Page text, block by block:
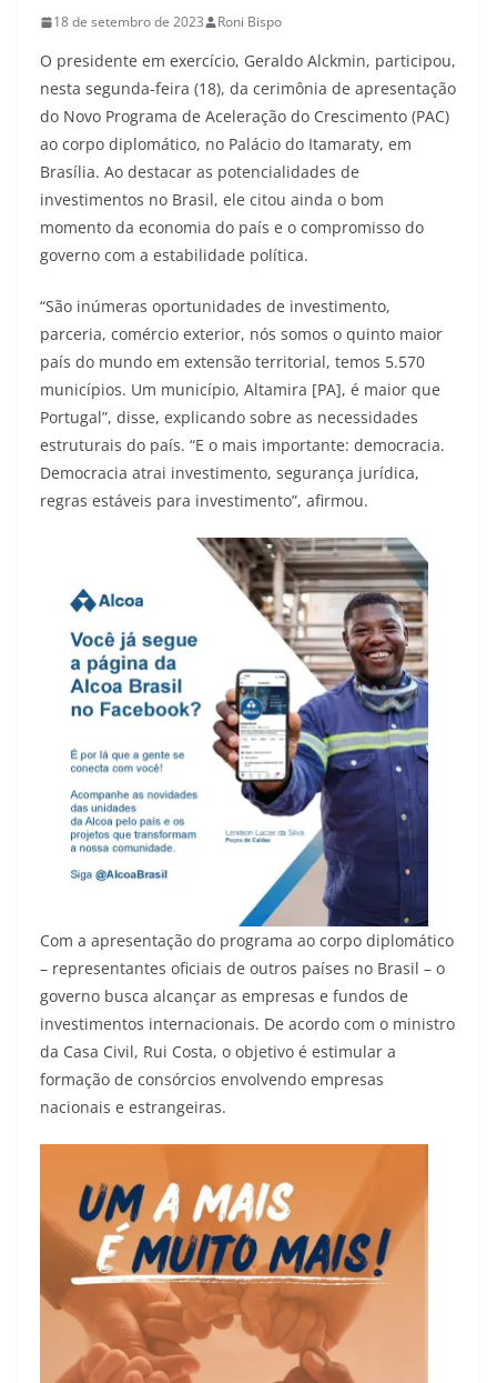
18 de setembro de 2023 Roni Bispo
O presidente em exercício, Geraldo Alckmin, participou,
nesta segunda-feira (18), da cerimônia de apresentação
do Novo Programa de Aceleração do Crescimento (PAC)
ao corpo diplomático, no Palácio do Itamaraty, em
Brasília. Ao destacar as potencialidades de
investimentos no Brasil, ele citou ainda o bom
momento da economia do país e o compromisso do
governo com a estabilidade política.
“São inúmeras oportunidades de investimento,
parceria, comércio exterior, nós somos o quinto maior
país do mundo em extensão territorial, temos 5.570
municípios. Um município, Altamira [PA], é maior que
Portugal”, disse, explicando sobre as necessidades
estruturais do país. “E o mais importante: democracia.
Democracia atrai investimento, segurança jurídica,
regras estáveis para investimento”, afirmou.
Com a apresentação do programa ao corpo diplomático
– representantes oficiais de outros países no Brasil – o
governo busca alcançar as empresas e fundos de
investimentos internacionais. De acordo com o ministro
da Casa Civil, Rui Costa, o objetivo é estimular a
formação de consórcios envolvendo empresas
nacionais e estrangeiras.